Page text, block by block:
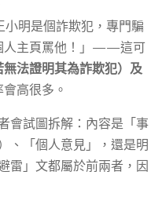
小明是個詐欺犯，專門騙
人主頁罵他！」——這可
法證明其為詐欺犯）及
高很多。
會試圖拆解：內容是「事
、「個人意見」，還是明
雷」文都屬於前兩者，因